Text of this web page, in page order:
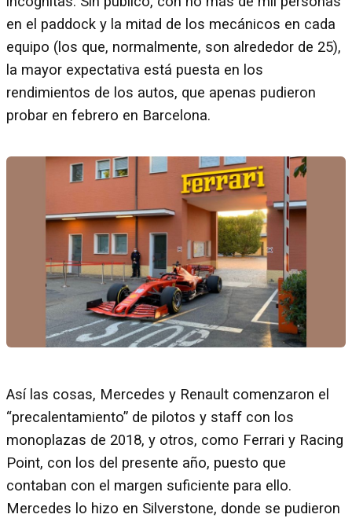
en el paddock y la mitad de los mecánicos en cada
equipo (los que, normalmente, son alrededor de 25),
la mayor expectativa está puesta en los
rendimientos de los autos, que apenas pudieron
probar en febrero en Barcelona.
Así las cosas, Mercedes y Renault comenzaron el
“precalentamiento” de pilotos y staff con los
monoplazas de 2018, y otros, como Ferrari y Racing
Point, con los del presente año, puesto que
contaban con el margen suficiente para ello.
Mercedes lo hizo en Silverstone, donde se pudieron